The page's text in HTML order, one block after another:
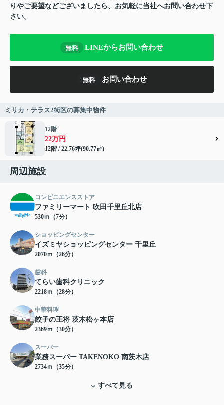
りやご要望などございましたら、お気軽に当社へお問い合わせ下
さい。
無料 LINEからお問い合わせ
無料 お問い合わせ
ミリカ・テラス2街区の募集中物件
12階
22万円
12階 / 22.76坪(90.77㎡)
周辺施設
コンビニエンスストア
ファミリーマート 吹田千里丘北店
530ｍ（7分）
ショッピングセンター
イズミヤショッピングセンター 千里丘
2070ｍ（26分）
歯科
てらい歯科クリニック
2218ｍ（28分）
中華料理
餃子の王将 茨木松ヶ本店
2369ｍ（30分）
スーパー
業務スーパー TAKENOKO 南茨木店
2734ｍ（35分）
すべて見る